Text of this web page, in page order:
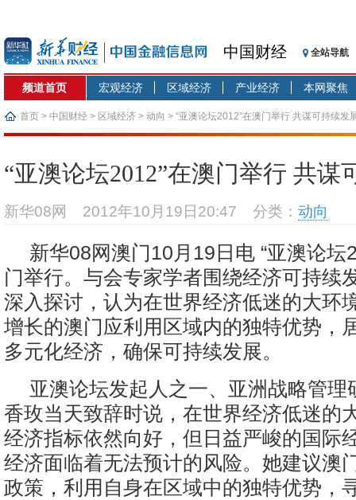
中国财经 全站导航
频道首页 宏观经济 区域经济 产业经济 本网聚焦
首页 > 中国财经 > 区域经济 > 动向 > “亚澳论坛2012”在澳门举行 共谋可持续发
“亚澳论坛2012”在澳门举行 共谋
新华08网 2012年10月19日20:47 分类： 动向
新华08网澳门10月19日电 “亚澳论坛
门举行。与会专家学者围绕经济可持续
深入探讨，认为在世界经济低迷的大环
增长的澳门应利用区域内的独特优势，
多元化经济，确保可持续发展。
亚澳论坛发起人之一、亚洲战略管理
香玫当天致辞时说，在世界经济低迷的
经济指标依然向好，但日益严峻的国际
经济面临着无法预计的风险。她建议澳
政策，利用自身在区域中的独特优势，